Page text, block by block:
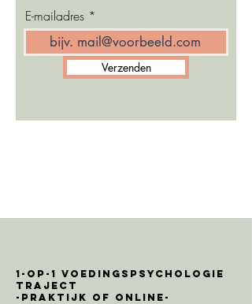
E-mailadres
Verzenden
1-op-1 voedingspsychologie
traject
-praktijk of online-